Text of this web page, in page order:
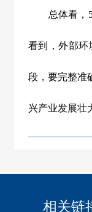
总体看，
看到，外部环
段，要完整准
兴产业发展壮
相关链